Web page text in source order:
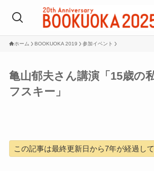
ホーム BOOKUOKA 2019 参加イベント
亀山郁夫さん講演「15歳の
フスキー」
この記事は最終更新日から7年が経過して